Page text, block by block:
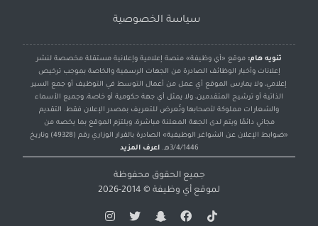
سياسة الخصوصية
تنويه هام: موقع «أي وظيفة» منصة إعلامية وإعلانية مستقلة مخصصة لنشر
إعلانات وأخبار الوظائف الصادرة من الجهات الرسمية والخاصة بموجب ترخيص
إعلامي، ولا يمارس الموقع أي عمل من أعمال التوسط في التوظيف أو جمع السير
الذاتية أو ترشيح المتقدمين، ولا يمثل أي جهة حكومية أو خاصة، وجميع الأسماء
والشعارات مملوكة لأصحابها وتُعرض للتعريف بمصدر الإعلان فقط. التقديم
مجاني دائمًا ويتم لدى الجهة المعلنة مباشرة، ويلتزم الموقع بما يخصه من
«ضوابط الإعلان عن الشواغر الوظيفية» الصادرة بالقرار الوزاري رقم (49328) وتاريخ
3/4/1446هـ.
اعرف المزيد
جميع الحقوق محفوظة
لموقع أي وظيفة © 2014-2026